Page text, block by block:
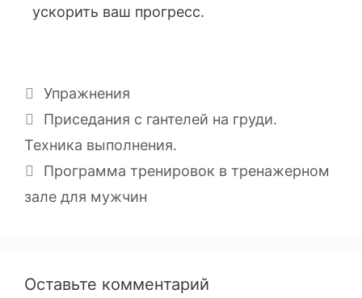
ускорить ваш прогресс.
Упражнения
Приседания с гантелей на груди.
Техника выполнения.
Программа тренировок в тренажерном
зале для мужчин
Оставьте комментарий